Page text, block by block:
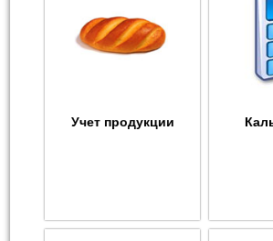
Учет продукции